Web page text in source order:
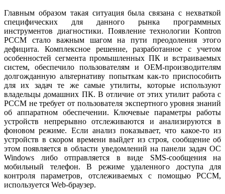
Главным образом такая ситуация была связана с нехваткой
специфических для данного рынка программных
инструментов диагностики. Появление технологии Kontron
PCCM стало важным шагом на пути преодоления этого
дефицита. Комплексное решение, разработанное с учетом
особенностей сегмента промышленных ПК и встраиваемых
систем, обеспечило пользователям и OEM-производителям
долгожданную альтернативу попыткам как-то приспособить
для их задач те же самые утилиты, которые используют
владельцы домашних ПК. В отличие от этих утилит работа с
PCCM не требует от пользователя экспертного уровня знаний
об аппаратном обеспечении. Ключевые параметры работы
устройств непрерывно отслеживаются и анализируются в
фоновом режиме. Если анализ показывает, что какое-то из
устройств в скором времени выйдет из строя, сообщение об
этом появляется в области уведомлений на панели задач ОС
Windows либо отправляется в виде SMS-сообщения на
мобильный телефон. В режиме удаленного доступа для
контроля параметров, отслеживаемых с помощью PCCM,
используется Web-браузер.